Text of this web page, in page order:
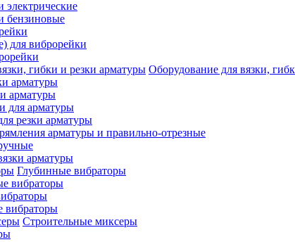
электрические
бензиновые
для виброрейки
Оборудование для вязки,
арматуры
арматуры
для арматуры
резки арматуры
арматуры и правильно-отрезные
арматуры
Глубинные вибраторы
вибраторы
вибраторы
Строительные миксеры